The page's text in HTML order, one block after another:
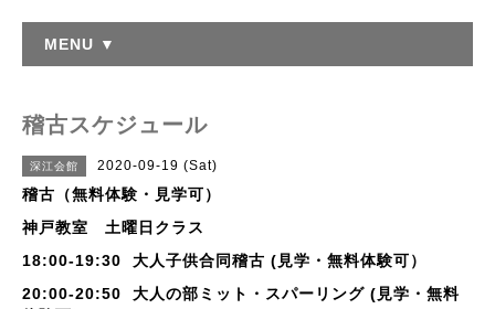
MENU ▼
稽古スケジュール
深江会館 2020-09-19 (Sat)
稽古（無料体験・見学可）
神戸教室 土曜日クラス
18:00-19:30 大人子供合同稽古 (見学・無料体験可）
20:00-20:50 大人の部ミット・スパーリング (見学・無料